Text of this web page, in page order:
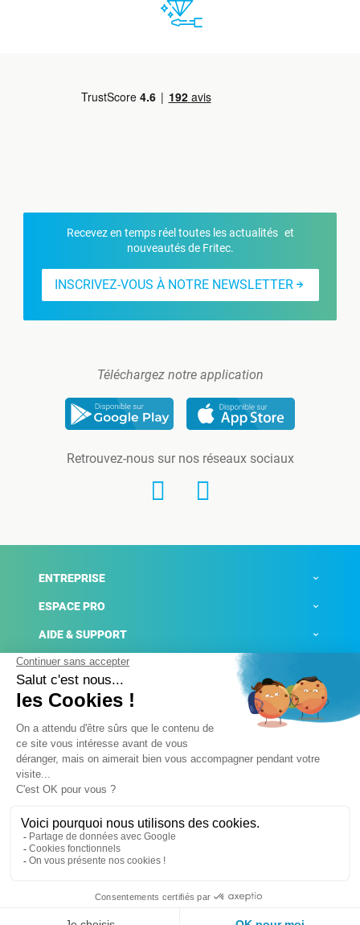
Recevez en temps réel toutes les actualités et
nouveautés de Fritec.
INSCRIVEZ-VOUS À NOTRE NEWSLETTER
Téléchargez notre application
Retrouvez-nous sur nos réseaux sociaux
ENTREPRISE
ESPACE PRO
AIDE & SUPPORT
ACTUALITÉS
Mentions légales
Conditions générales de ventes
Plateforme de signalement